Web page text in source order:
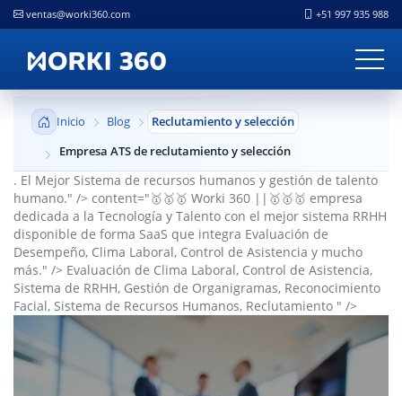
ventas@worki360.com +51 997 935 988
Inicio Blog
Reclutamiento y selección
Empresa ATS de reclutamiento y selección
. El Mejor Sistema de recursos humanos y gestión de talento
humano." /> content="🥇🥇🥇 Worki 360 ||🥇🥇🥇 empresa
dedicada a la Tecnología y Talento con el mejor sistema RRHH
disponible de forma SaaS que integra Evaluación de
Desempeño, Clima Laboral, Control de Asistencia y mucho
más." /> Evaluación de Clima Laboral, Control de Asistencia,
Sistema de RRHH, Gestión de Organigramas, Reconocimiento
Facial, Sistema de Recursos Humanos, Reclutamiento " />